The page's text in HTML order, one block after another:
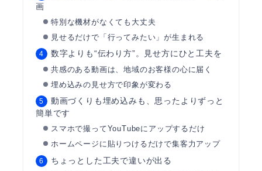
画
特別な機材がなくても大丈夫
見せるだけで「行ってみたい」が生まれる
数字よりも“伝わり方”。見せ方にひと工夫を
共感のある動画は、地域のお客様の心に届く
埋め込みの見せ方で印象が変わる
動画づくりも埋め込みも、思ったよりずっと
簡単です
スマホで撮ってYouTubeにアップするだけ
ホームページに貼りつけるだけで集客力アップ
ちょっとした工夫で違いが出る